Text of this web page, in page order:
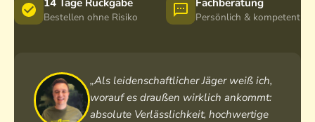
Bestellen ohne Risiko Persönlich & kompetent
„Als leidenschaftlicher Jäger weiß ich,
worauf es draußen wirklich ankommt:
absolute Verlässlichkeit, hochwertige